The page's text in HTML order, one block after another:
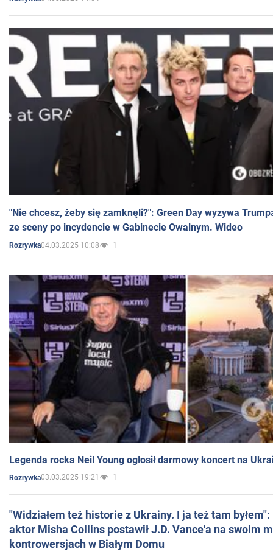
"Nie chcesz, żeby się zamknęli?": Green Day wyzywa
ze sceny po incydencie w Gabinecie Owalnym. Wideo
Rozrywka04.03.2025 10:08 1
Legenda rocka Neil Young ogłosił darmowy koncert na
Rozrywka03.03.2025 19:21 1
"Widziałem też historie z Ukrainy. I ja też tam
aktor Misha Collins postawił J.D. Vance'a na swoim
kontrowersjach w Białym Domu